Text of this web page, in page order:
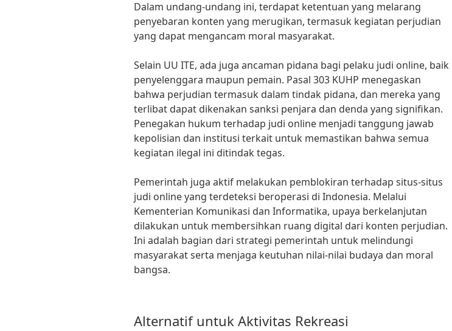
Dalam undang-undang ini, terdapat ketentuan yang melarang
penyebaran konten yang merugikan, termasuk kegiatan perjudian
yang dapat mengancam moral masyarakat.
Selain UU ITE, ada juga ancaman pidana bagi pelaku judi online, baik
penyelenggara maupun pemain. Pasal 303 KUHP menegaskan
bahwa perjudian termasuk dalam tindak pidana, dan mereka yang
terlibat dapat dikenakan sanksi penjara dan denda yang signifikan.
Penegakan hukum terhadap judi online menjadi tanggung jawab
kepolisian dan institusi terkait untuk memastikan bahwa semua
kegiatan ilegal ini ditindak tegas.
Pemerintah juga aktif melakukan pemblokiran terhadap situs-situs
judi online yang terdeteksi beroperasi di Indonesia. Melalui
Kementerian Komunikasi dan Informatika, upaya berkelanjutan
dilakukan untuk membersihkan ruang digital dari konten perjudian.
Ini adalah bagian dari strategi pemerintah untuk melindungi
masyarakat serta menjaga keutuhan nilai-nilai budaya dan moral
bangsa.
Alternatif untuk Aktivitas Rekreasi